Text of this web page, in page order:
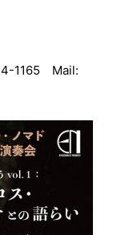
1165 Mail: